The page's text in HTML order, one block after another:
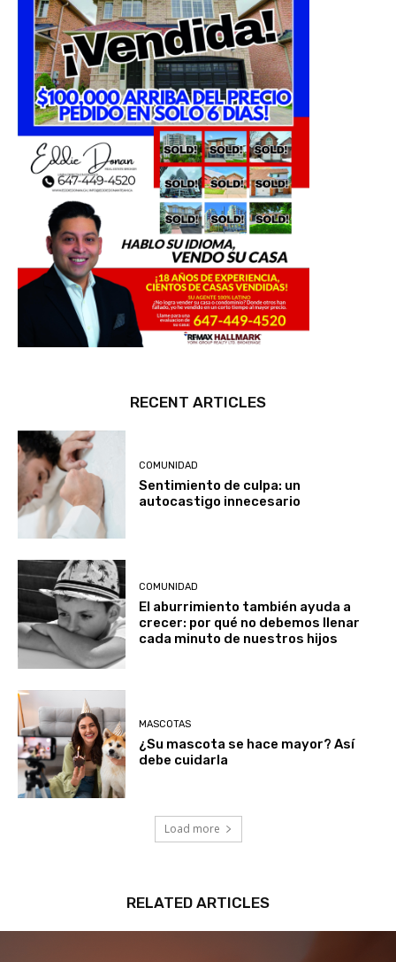
Sentimiento de culpa: un
autocastigo innecesario
El aburrimiento también ayuda a
crecer: por qué no debemos llenar
cada minuto de nuestros hijos
MASCOTAS
¿Su mascota se hace mayor? Así
Load more